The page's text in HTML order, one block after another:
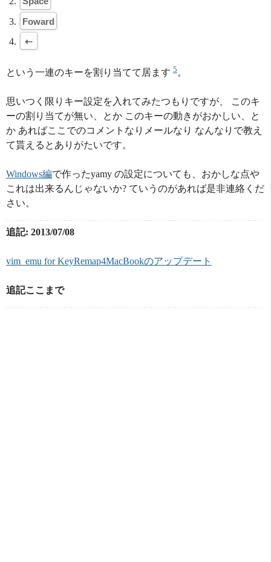
Foward
⇠
という一連のキーを割り当てて居ます 5。
思いつく限りキー設定を入れてみたつもりですが、 このキ
ーの割り当てが無い、とか このキーの動きがおかしい、と
か あればここでのコメントなりメールなり なんなりで教え
て貰えるとありがたいです。
Windows編で作ったyamy の設定についても、おかしな点や
これは出来るんじゃないか? ていうのがあれば是非連絡くだ
さい。
追記: 2013/07/08
vim_emu for KeyRemap4MacBookのアップデート
追記ここまで